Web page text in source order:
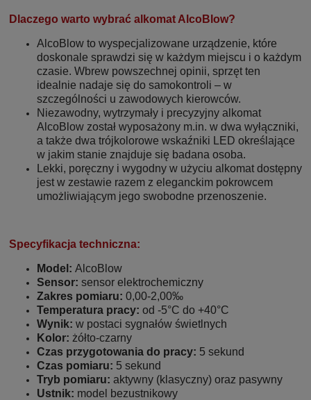
Dlaczego warto wybrać alkomat AlcoBlow?
AlcoBlow to wyspecjalizowane urządzenie, które
doskonale sprawdzi się w każdym miejscu i o każdym
czasie. Wbrew powszechnej opinii, sprzęt ten
idealnie nadaje się do samokontroli – w
szczególności u zawodowych kierowców.
Niezawodny, wytrzymały i precyzyjny alkomat
AlcoBlow został wyposażony m.in. w dwa wyłączniki,
a także dwa trójkolorowe wskaźniki LED określające
w jakim stanie znajduje się badana osoba.
Lekki, poręczny i wygodny w użyciu alkomat dostępny
jest w zestawie razem z eleganckim pokrowcem
umożliwiającym jego swobodne przenoszenie.
Specyfikacja techniczna:
Model: AlcoBlow
Sensor: sensor elektrochemiczny
Zakres pomiaru: 0,00-2,00‰
Temperatura pracy: od -5°C do +40°C
Wynik: w postaci sygnałów świetlnych
Kolor: żółto-czarny
Czas przygotowania do pracy: 5 sekund
Czas pomiaru: 5 sekund
Tryb pomiaru: aktywny (klasyczny) oraz pasywny
Ustnik: model bezustnikowy